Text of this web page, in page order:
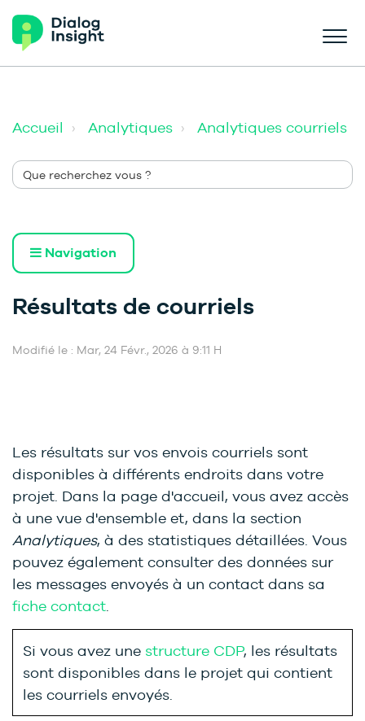
Accueil Analytiques Analytiques courriels
Navigation
Résultats de courriels
Modifié le : Mar, 24 Févr., 2026 à 9:11 H
Les résultats sur vos envois courriels sont
disponibles à différents endroits dans votre
projet. Dans la page d'accueil, vous avez accès
à une vue d'ensemble et, dans la section
Analytiques, à des statistiques détaillées. Vous
pouvez également consulter des données sur
les messages envoyés à un contact dans sa
fiche contact.
Si vous avez une structure CDP, les résultats
sont disponibles dans le projet qui contient
les courriels envoyés.